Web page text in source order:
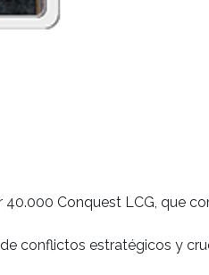
Conquest LCG, que
conflictos estratégicos y